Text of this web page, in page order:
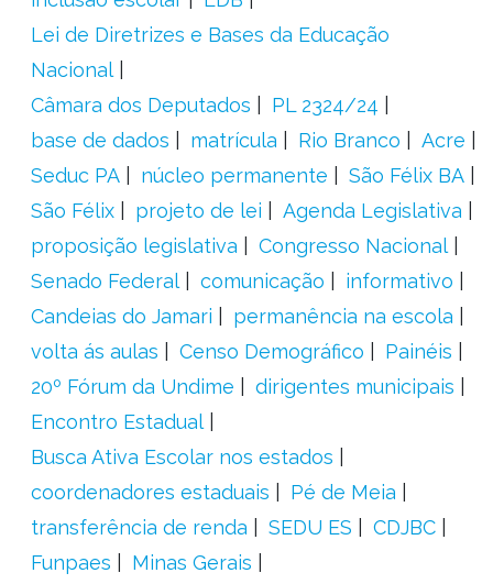
Lei de Diretrizes e Bases da Educação
Nacional
Câmara dos Deputados
PL 2324/24
base de dados
matrícula Rio Branco
Acre
Seduc PA
núcleo permanente
São Félix BA
São Félix
projeto de lei
Agenda Legislativa
proposição legislativa
Congresso Nacional
Senado Federal
comunicação
informativo
Candeias do Jamari
permanência na escola
volta ás aulas
Censo Demográfico
Painéis
20º Fórum da Undime
dirigentes municipais
Encontro Estadual
Busca Ativa Escolar nos estados
coordenadores estaduais
Pé de Meia
transferência de renda
SEDU ES
CDJBC
Funpaes
Minas Gerais